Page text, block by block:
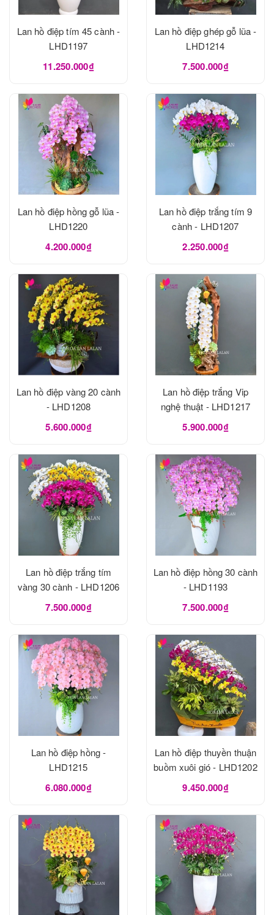
Lan hồ điệp tím 45 cành -
LHD1197
11.250.000₫
Lan hồ điệp ghép gỗ lũa -
LHD1214
7.500.000₫
Lan hồ điệp hồng gỗ lũa -
LHD1220
4.200.000₫
Lan hồ điệp trắng tím 9
cành - LHD1207
2.250.000₫
Lan hồ điệp vàng 20 cành
- LHD1208
5.600.000₫
Lan hồ điệp trắng Vip
nghệ thuật - LHD1217
5.900.000₫
Lan hồ điệp trắng tím
vàng 30 cành - LHD1206
7.500.000₫
Lan hồ điệp hồng 30 cành
- LHD1193
7.500.000₫
Lan hồ điệp hồng -
LHD1215
6.080.000₫
Lan hồ điệp thuyền thuận
buồm xuôi gió - LHD1202
9.450.000₫